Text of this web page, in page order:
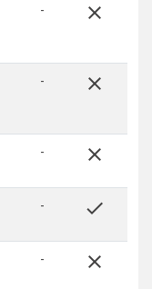
- close
- close
- close
- done
- close